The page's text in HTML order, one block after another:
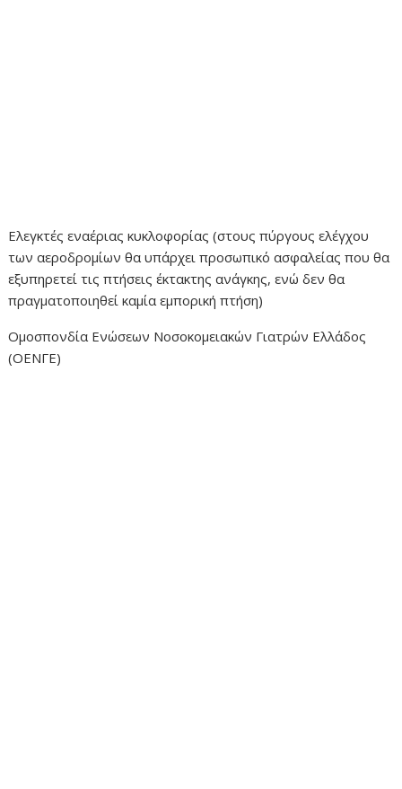
Ελεγκτές εναέριας κυκλοφορίας (στους πύργους ελέγχου
των αεροδρομίων θα υπάρχει προσωπικό ασφαλείας που θα
εξυπηρετεί τις πτήσεις έκτακτης ανάγκης, ενώ δεν θα
πραγματοποιηθεί καμία εμπορική πτήση)
Ομοσπονδία Ενώσεων Νοσοκομειακών Γιατρών Ελλάδος
(ΟΕΝΓΕ)